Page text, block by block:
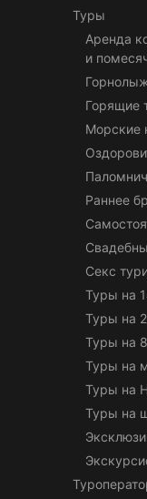
Туры
Аренда
и
Горящие
Морские
Раннее
Секс
Туры на
Туры на
Туры на
Туры на
Туры на
Туры на